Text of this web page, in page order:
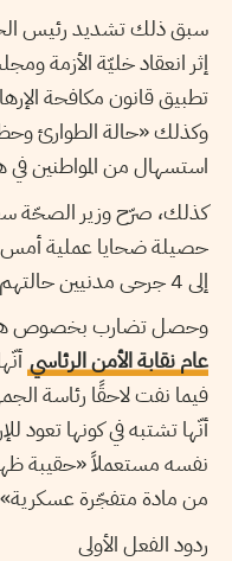
سبق ذلك تشديد رئيس
إثر انعقاد خليّة الأزمة
تطبيق قانون مكافحة
وكذلك «حالة الطوارئ
استسهال من المواطنين
كذلك، صرّح وزير الصحّة
إلى 4 جرحى مدنيين حالتهم مستقرّة».
وحصل تضارب بخصوص هويّة
عام نقابة الأمن الرئاسي
فيما نفت لاحقًا رئاسة
أنّها تشتبه في كونها تعود
من مادة متفجّرة
ردود الفعل الأولى